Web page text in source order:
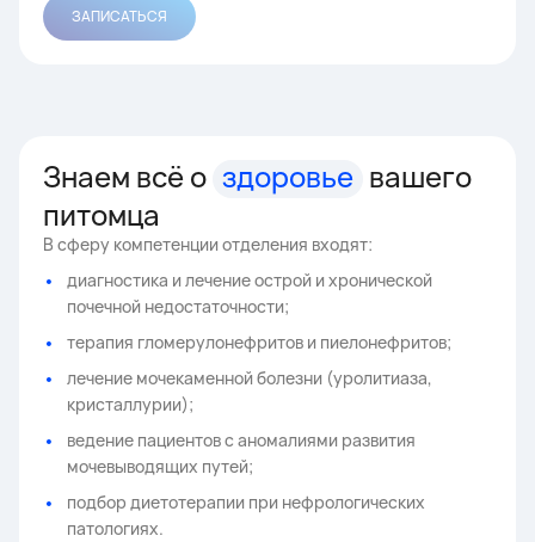
ЗАПИСАТЬСЯ
Знаем всё о здоровье вашего
питомца
В сферу компетенции отделения входят:
диагностика и лечение острой и хронической
почечной недостаточности;
терапия гломерулонефритов и пиелонефритов;
лечение мочекаменной болезни (уролитиаза,
кристаллурии);
ведение пациентов с аномалиями развития
мочевыводящих путей;
подбор диетотерапии при нефрологических
патологиях.